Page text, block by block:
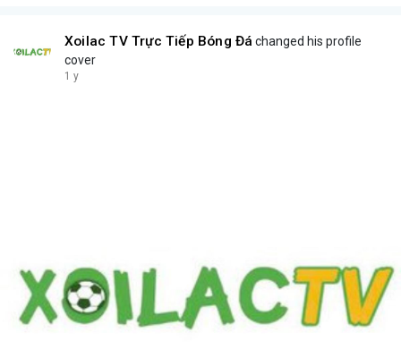
Xoilac TV Trực Tiếp Bóng Đá changed his profile
cover
1 y